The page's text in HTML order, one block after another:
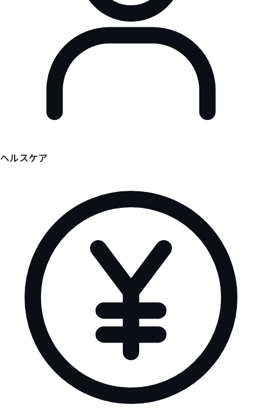
ヘルスケア